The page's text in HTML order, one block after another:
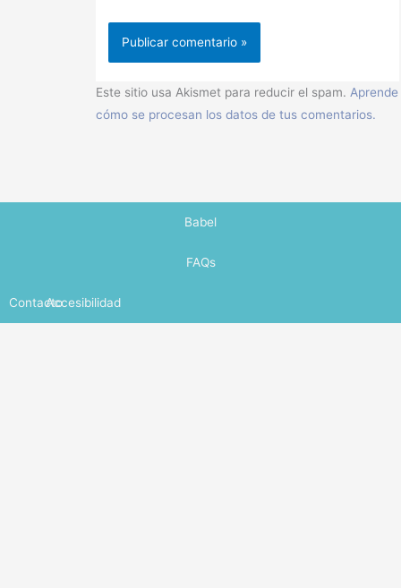
Este sitio usa Akismet para reducir el spam. Aprende
cómo se procesan los datos de tus comentarios.
Babel
FAQs
ContactoAccesibilidad